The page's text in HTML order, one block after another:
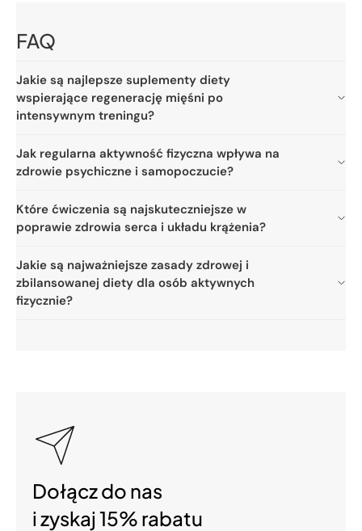
FAQ
Jakie są najlepsze suplementy diety
wspierające regenerację mięśni po
intensywnym treningu?
Jak regularna aktywność fizyczna wpływa na
zdrowie psychiczne i samopoczucie?
Które ćwiczenia są najskuteczniejsze w
poprawie zdrowia serca i układu krążenia?
Jakie są najważniejsze zasady zdrowej i
zbilansowanej diety dla osób aktywnych
fizycznie?
Dołącz do nas
i zyskaj 15% rabatu